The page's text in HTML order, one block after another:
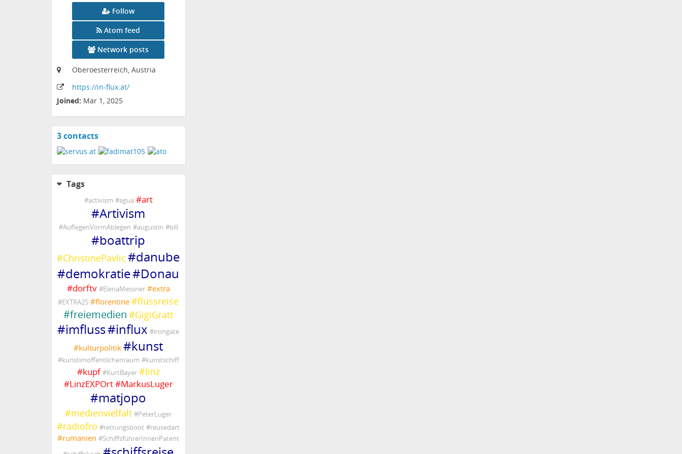
Follow
Atom feed
Network posts
Oberoesterreich, Austria
https://in-flux.at/
Joined: Mar 1, 2025
3 contactsView
contacts
Tags
#activism #agua #art
#Artivism
#AuflegenVormAblegen #augustin #bill
#boattrip
#ChristinePavlic #danube
#demokratie#Donau
#dorftv #ElenaMessner #extra
#EXTRA25 #florentine #flussreise
#freiemedien #GigiGratt
#imfluss#influx #irongate
#kulturpolitik #kunst
#kunstimoffentlichenraum #kunstschiff
#kupf #KurtBayer #linz
#LinzEXPOrt#MarkusLuger
#matjopo
#medienvielfalt #PeterLuger
#radiofro #rettungsboot #reusedart
#rumanien #SchiffsführerInnenPatent